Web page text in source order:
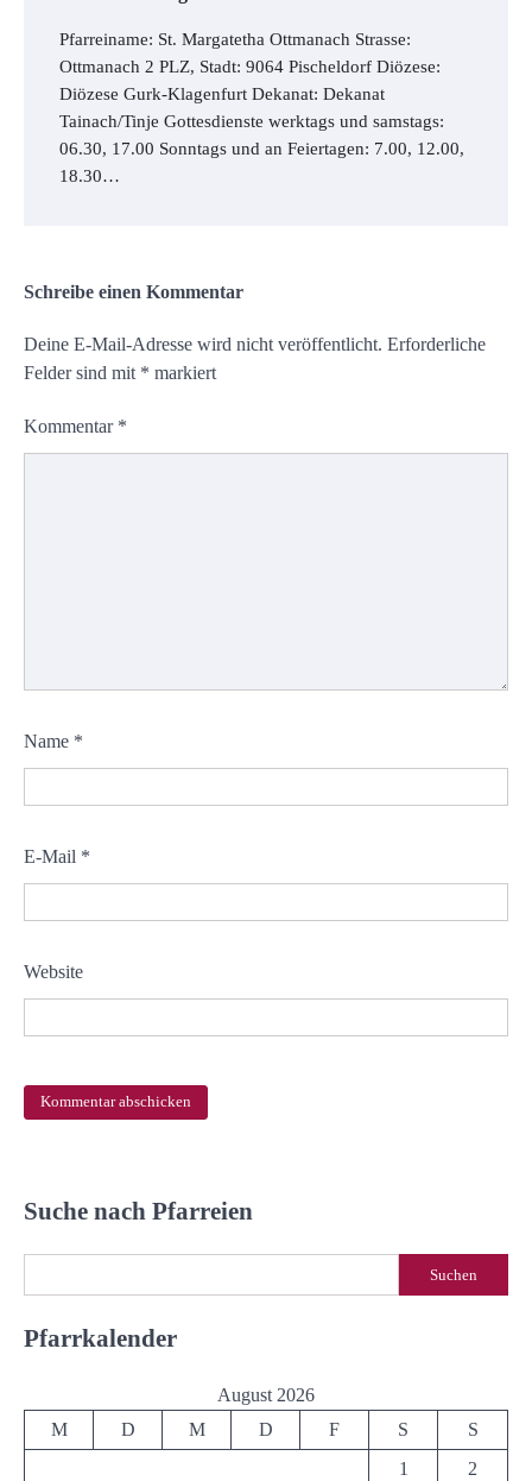
Pfarreiname: St. Margatetha Ottmanach Strasse:
Ottmanach 2 PLZ, Stadt: 9064 Pischeldorf Diözese:
Diözese Gurk-Klagenfurt Dekanat: Dekanat
Tainach/Tinje Gottesdienste werktags und samstags:
06.30, 17.00 Sonntags und an Feiertagen: 7.00, 12.00,
18.30…
Schreibe einen Kommentar
Deine E-Mail-Adresse wird nicht veröffentlicht. Erforderliche
Felder sind mit * markiert
Kommentar *
Name *
E-Mail *
Website
Suche nach Pfarreien
Suchen
Pfarrkalender
August 2026
M
D M D F S
S
1
2